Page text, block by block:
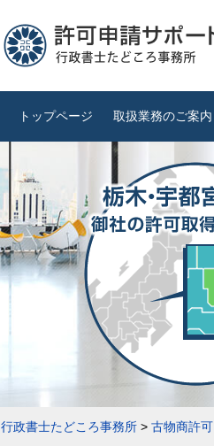
トップページ 取扱業務のご案内
行政書士たどころ事務所 > 古物商許可